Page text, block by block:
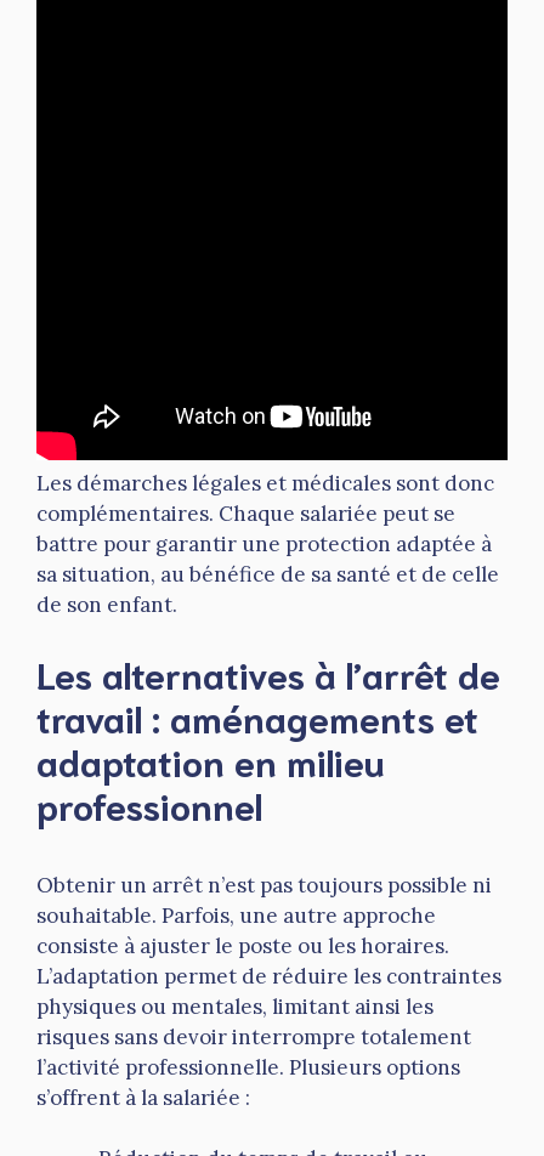
Les démarches légales et médicales sont donc
complémentaires. Chaque salariée peut se
battre pour garantir une protection adaptée à
sa situation, au bénéfice de sa santé et de celle
de son enfant.
Les alternatives à l’arrêt de
travail : aménagements et
adaptation en milieu
professionnel
Obtenir un arrêt n’est pas toujours possible ni
souhaitable. Parfois, une autre approche
consiste à ajuster le poste ou les horaires.
L’adaptation permet de réduire les contraintes
physiques ou mentales, limitant ainsi les
risques sans devoir interrompre totalement
l’activité professionnelle. Plusieurs options
s’offrent à la salariée :